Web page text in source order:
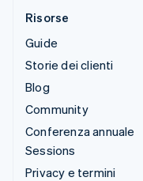
Risorse
Guide
Storie dei clienti
Blog
Community
Conferenza annuale
Sessions
Privacy e termini